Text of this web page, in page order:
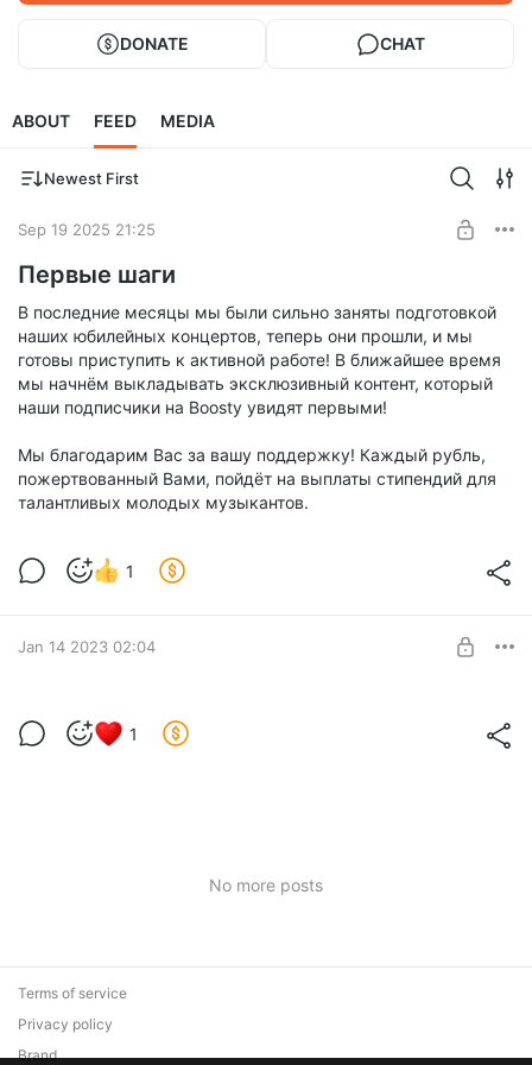
DONATE CHAT
ABOUT FEED MEDIA
Newest First
Sep 19 2025 21:25
Первые шаги
В последние месяцы мы были сильно заняты подготовкой
наших юбилейных концертов, теперь они прошли, и мы
готовы приступить к активной работе! В ближайшее время
мы начнём выкладывать эксклюзивный контент, который
наши подписчики на Boosty увидят первыми!
Мы благодарим Вас за вашу поддержку! Каждый рубль,
пожертвованный Вами, пойдёт на выплаты стипендий для
талантливых молодых музыкантов.
1
Jan 14 2023 02:04
1
No more posts
Terms of service
Privacy policy
Brand